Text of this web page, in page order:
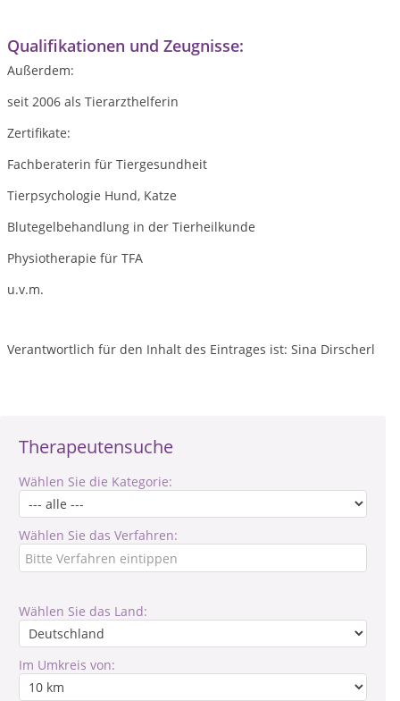
Therapeutensuche
Wählen Sie die Kategorie:
Wählen Sie das Verfahren:
Wählen Sie das Land:
Im Umkreis von:
Qualifikationen und Zeugnisse:
Außerdem:
seit 2006 als Tierarzthelferin
Zertifikate:
Fachberaterin für Tiergesundheit
Tierpsychologie Hund, Katze
Blutegelbehandlung in der Tierheilkunde
Physiotherapie für TFA
u.v.m.
Verantwortlich für den Inhalt des Eintrages ist: Sina Dirscherl